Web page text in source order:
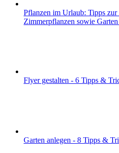
Pflanzen im Urlaub: Tipps zur
Zimmerpflanzen sowie
Flyer gestalten - 6 Tipps &
Garten anlegen - 8 Tipps &